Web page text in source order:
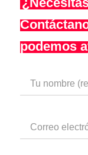
podemos